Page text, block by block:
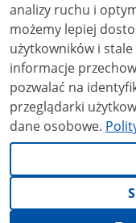
analizy ruchu i
możemy lepiej
użytkowników i stale
informacje
pozwalać na
przeglądarki
dane osobowe.